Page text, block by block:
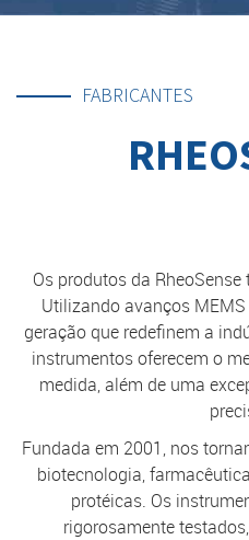
FABRICANTES
Os produtos da
Utilizando avanços
geração que redefinem a
instrumentos oferecem o
medida, além de uma
Fundada em 2001, nos
biotecnologia,
protéicas. Os
rigorosamente